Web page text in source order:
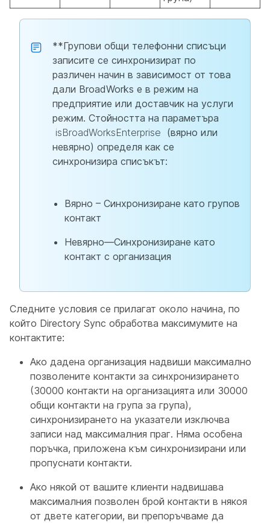
**Групови общи телефонни списъци
записите се синхронизират по
различен начин в зависимост от това
дали BroadWorks е в режим на
предприятие или доставчик на услуги
режим. Стойността на параметъра
isBroadWorksEnterprise (вярно или
невярно) определя как се
синхронизира списъкът:
Вярно – Синхронизиране като групов
контакт
Невярно—Синхронизиране като
контакт с организация
Следните условия се прилагат около начина, по
който Directory Sync обработва максимумите на
контактите:
Ако дадена организация надвиши максимално
позволените контакти за синхронизирането
(30000 контакти на организацията или 30000
общи контакти на група за група),
синхронизирането на указатели изключва
записи над максималния праг. Няма особена
поръчка, приложена към синхронизирани или
пропуснати контакти.
Ако някой от вашите клиенти надвишава
максималния позволен брой контакти в някоя
от двете категории, ви препоръчваме да